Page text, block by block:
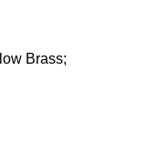
Brass;